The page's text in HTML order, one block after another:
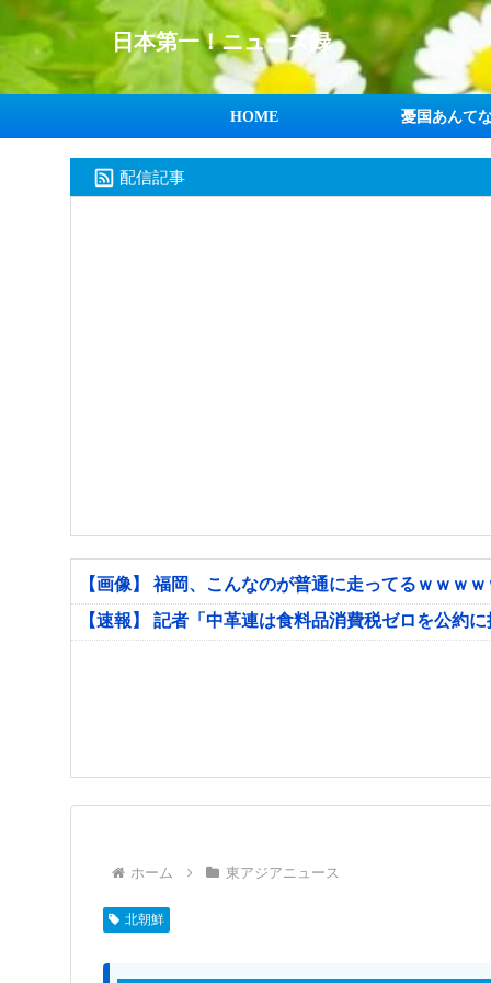
日本第一！ニュース録
HOME 憂国あんて
配信記事
【画像】 福岡、こんなのが普通に走ってるｗｗｗ
【速報】 記者「中革連は食料品消費税ゼロを公約
ホーム 東アジアニュース
北朝鮮